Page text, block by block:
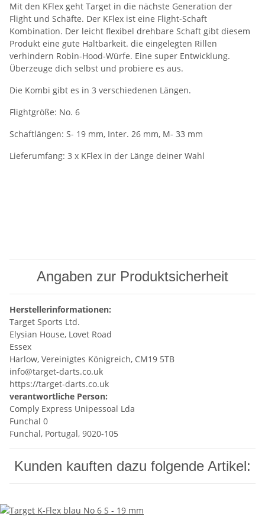
Mit den KFlex geht Target in die nächste Generation der
Flight und Schäfte. Der KFlex ist eine Flight-Schaft
Kombination. Der leicht flexibel drehbare Schaft gibt diesem
Produkt eine gute Haltbarkeit. die eingelegten Rillen
verhindern Robin-Hood-Würfe. Eine super Entwicklung.
Überzeuge dich selbst und probiere es aus.
Die Kombi gibt es in 3 verschiedenen Längen.
Flightgröße: No. 6
Schaftlängen: S- 19 mm, Inter. 26 mm, M- 33 mm
Lieferumfang: 3 x KFlex in der Länge deiner Wahl
Angaben zur Produktsicherheit
Herstellerinformationen:
Target Sports Ltd.
Elysian House, Lovet Road
Essex
Harlow, Vereinigtes Königreich, CM19 5TB
info@target-darts.co.uk
https://target-darts.co.uk
verantwortliche Person:
Comply Express Unipessoal Lda
Funchal 0
Funchal, Portugal, 9020-105
Kunden kauften dazu folgende Artikel: